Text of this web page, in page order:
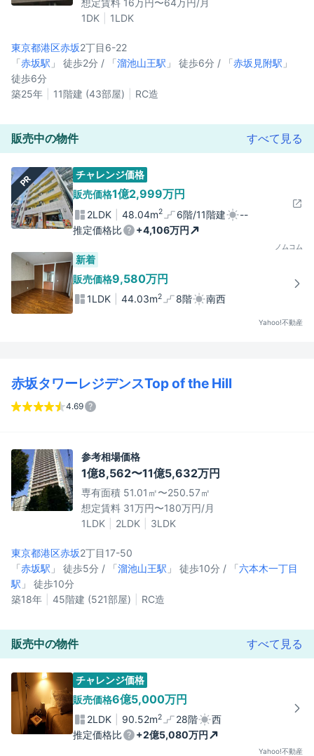
想定賃料 16万円〜64万円/月
1DK
1LDK
東京都港区赤坂2丁目6-22
「赤坂駅 」 徒歩2分 / 「溜池山王駅 」 徒歩6分 / 「赤坂見附駅 」
徒歩6分
築25年
11階建 (43部屋) RC造
販売中の物件 すべて見る
PR
チャレンジ価格
販売価格1億2,999万円
2LDK 48.04m2 6階/11階建
--
推定価格比
+4,106万円
ノムコム
新着
販売価格9,580万円
1LDK 44.03m2 8階 南西
Yahoo!不動産
赤坂タワーレジデンスTop of the Hill
4.69
参考相場価格
1億8,562〜11億5,632万円
専有面積 51.01㎡〜250.57㎡
想定賃料 31万円〜180万円/月
1LDK
2LDK 3LDK
東京都港区赤坂2丁目17-50
「赤坂駅 」 徒歩5分 / 「溜池山王駅 」 徒歩10分 / 「六本木一丁目
駅 」 徒歩10分
築18年
45階建 (521部屋) RC造
販売中の物件 すべて見る
チャレンジ価格
販売価格6億5,000万円
2LDK 90.52m2 28階
西
推定価格比
+2億5,080万円
Yahoo!不動産